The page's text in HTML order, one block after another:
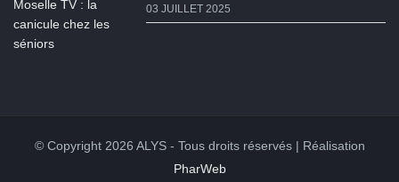
03 JUILLET 2025
© Copyright 2026 ALYS - Tous droits réservés | Réalisation
PharWeb